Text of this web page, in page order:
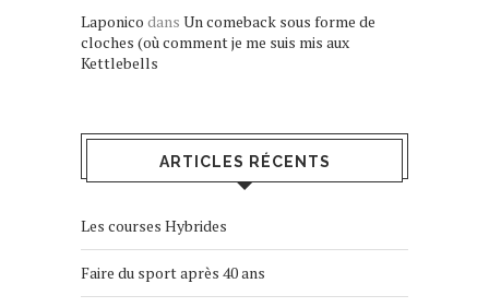
Laponico dans Un comeback sous forme de
cloches (où comment je me suis mis aux
Kettlebells
ARTICLES RÉCENTS
Les courses Hybrides
Faire du sport après 40 ans